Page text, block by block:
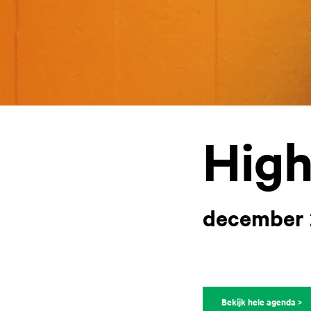
december
Bekijk hele agenda >